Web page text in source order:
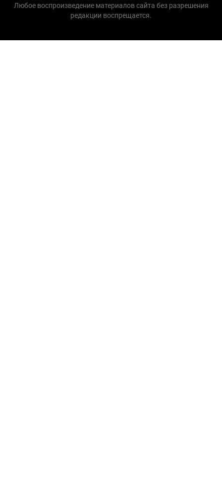
Любое воспроизведение материалов сайта без разрешения
редакции воспрещается.